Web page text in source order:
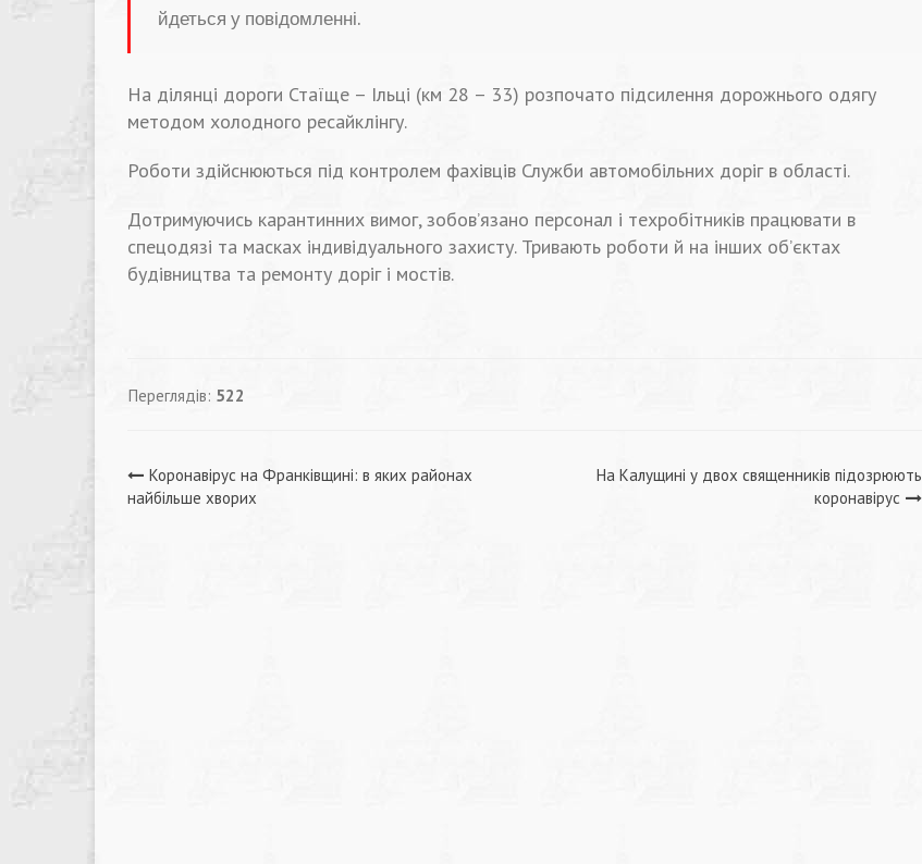
йдеться у повідомленні.
На ділянці дороги Стаїще – Ільці (км 28 – 33) розпочато підсилення дорожнього одягу
методом холодного ресайклінгу.
Роботи здійснюються під контролем фахівців Служби автомобільних доріг в області.
Дотримуючись карантинних вимог, зобов’язано персонал і техробітників працювати в
спецодязі та масках індивідуального захисту. Тривають роботи й на інших об’єктах
будівництва та ремонту доріг і мостів.
Переглядів: 522
Навігація
Коронавірус на Франківщині: в яких районах
найбільше хворих
На Калущині у двох священників підозрюють
коронавірус